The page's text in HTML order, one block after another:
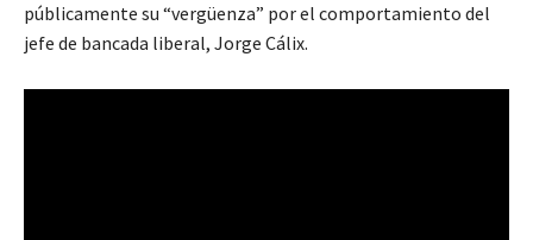
públicamente su “vergüenza” por el comportamiento del
jefe de bancada liberal, Jorge Cálix.